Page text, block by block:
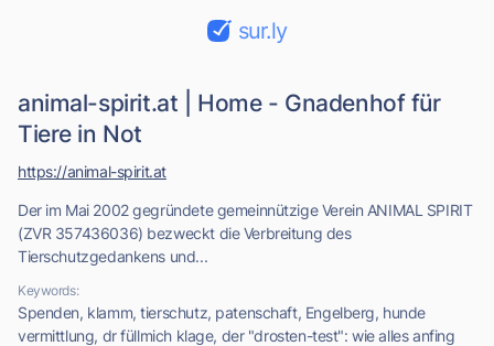
sur.ly
animal-spirit.at | Home - Gnadenhof für
Tiere in Not
Der im Mai 2002 gegründete gemeinnützige Verein ANIMAL SPIRIT
(ZVR 357436036) bezweckt die Verbreitung des
Tierschutzgedankens und...
Keywords:
Spenden, klamm, tierschutz, patenschaft, Engelberg, hunde
vermittlung, dr füllmich klage, der "drosten-test": wie alles anfing
https://animal-spirit.at